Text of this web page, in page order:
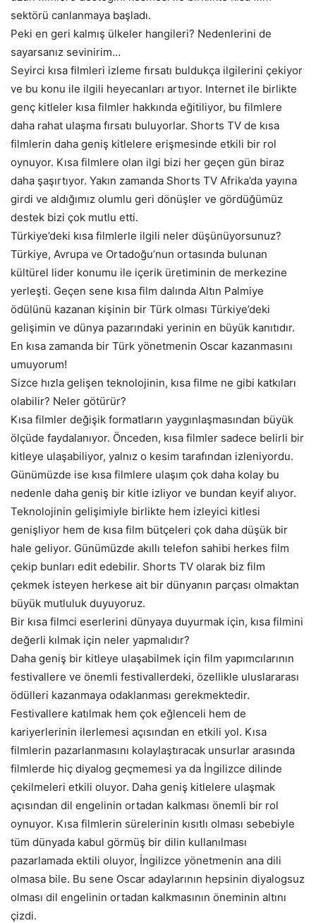
sektörü canlanmaya başladı.
Peki en geri kalmış ülkeler hangileri? Nedenlerini de
sayarsanız sevinirim…
Seyirci kısa filmleri izleme fırsatı buldukça ilgilerini çekiyor
ve bu konu ile ilgili heyecanları artıyor. Internet ile birlikte
genç kitleler kısa filmler hakkında eğitiliyor, bu filmlere
daha rahat ulaşma fırsatı buluyorlar. Shorts TV de kısa
filmlerin daha geniş kitlelere erişmesinde etkili bir rol
oynuyor. Kısa filmlere olan ilgi bizi her geçen gün biraz
daha şaşırtıyor. Yakın zamanda Shorts TV Afrika’da yayına
girdi ve aldığımız olumlu geri dönüşler ve gördüğümüz
destek bizi çok mutlu etti.
Türkiye’deki kısa filmlerle ilgili neler düşünüyorsunuz?
Türkiye, Avrupa ve Ortadoğu’nun ortasında bulunan
kültürel lider konumu ile içerik üretiminin de merkezine
yerleşti. Geçen sene kısa film dalında Altın Palmiye
ödülünü kazanan kişinin bir Türk olması Türkiye’deki
gelişimin ve dünya pazarındaki yerinin en büyük kanıtıdır.
En kısa zamanda bir Türk yönetmenin Oscar kazanmasını
umuyorum!
Sizce hızla gelişen teknolojinin, kısa filme ne gibi katkıları
olabilir? Neler götürür?
Kısa filmler değişik formatların yaygınlaşmasından büyük
ölçüde faydalanıyor. Önceden, kısa filmler sadece belirli bir
kitleye ulaşabiliyor, yalnız o kesim tarafından izleniyordu.
Günümüzde ise kısa filmlere ulaşım çok daha kolay bu
nedenle daha geniş bir kitle izliyor ve bundan keyif alıyor.
Teknolojinin gelişimiyle birlikte hem izleyici kitlesi
genişliyor hem de kısa film bütçeleri çok daha düşük bir
hale geliyor. Günümüzde akıllı telefon sahibi herkes film
çekip bunları edit edebilir. Shorts TV olarak biz film
çekmek isteyen herkese ait bir dünyanın parçası olmaktan
büyük mutluluk duyuyoruz.
Bir kısa filmci eserlerini dünyaya duyurmak için, kısa filmini
değerli kılmak için neler yapmalıdır?
Daha geniş bir kitleye ulaşabilmek için film yapımcılarının
festivallere ve önemli festivallerdeki, özellikle uluslararası
ödülleri kazanmaya odaklanması gerekmektedir.
Festivallere katılmak hem çok eğlenceli hem de
kariyerlerinin ilerlemesi açısından en etkili yol. Kısa
filmlerin pazarlanmasını kolaylaştıracak unsurlar arasında
filmlerde hiç diyalog geçmemesi ya da İngilizce dilinde
çekilmeleri etkili oluyor. Daha geniş kitlelere ulaşmak
açısından dil engelinin ortadan kalkması önemli bir rol
oynuyor. Kısa filmlerin sürelerinin kısıtlı olması sebebiyle
tüm dünyada kabul görmüş bir dilin kullanılması
pazarlamada ektili oluyor, İngilizce yönetmenin ana dili
olmasa bile. Bu sene Oscar adaylarının hepsinin diyalogsuz
olması dil engelinin ortadan kalkmasının öneminin altını
çizdi.